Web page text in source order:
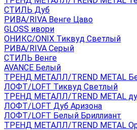
СТИЛЬ Дуб
РИВА/RIVA Венге Цаво
GLOSS ивори
ОНИКС/ONIX Тиквуд Светлый
РИВА/RIVA Серый
СТИЛЬ Венге
AVANСE Белый
ТРЕНД МЕТАЛЛ/TREND METAL
ЛОФТ/LOFT Тиквуд Светлый
ТРЕНД МЕТАЛЛ/TREND METAL
ЛОФТ/LOFT Дуб Аризона
ЛОФТ/LOFT Белый Бриллиант
ТРЕНД МЕТАЛЛ/TREND METAL